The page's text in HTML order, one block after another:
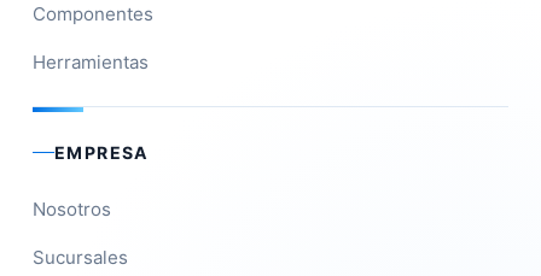
Componentes
Herramientas
EMPRESA
Nosotros
Sucursales